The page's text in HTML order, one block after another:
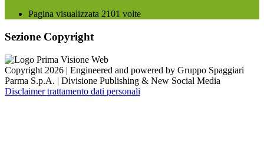
Pagina visualizzata 2101 volte
Sezione Copyright
Copyright 2026 | Engineered and powered by Gruppo Spaggiari
Parma S.p.A. | Divisione Publishing & New Social Media
Disclaimer trattamento dati personali